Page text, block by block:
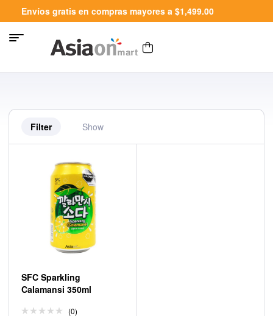
Envíos gratis en compras mayores a $1,499.00
Filter Show
SFC Sparkling
Calamansi 350ml
(0)